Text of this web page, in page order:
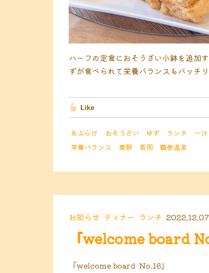
ハーフの定食におそうざい小鉢を追加
ずが食べられて栄養バランスもバッチ
Like
あぶらげ おそうざい ゆず ランチ 一
栄養バランス
秦野 長岡 鶴巻温泉
お知らせ ディナー ランチ 2022.12.07
『welcome board
『welcome board No.16』